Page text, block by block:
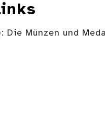
Die Münzen und